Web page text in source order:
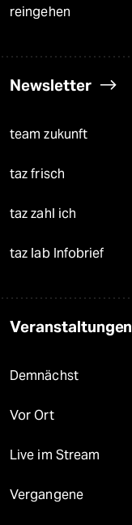
reingehen
Newsletter
team zukunft
taz frisch
taz zahl ich
taz lab Infobrief
Veranstaltungen
Demnächst
Vor Ort
Live im Stream
Vergangene